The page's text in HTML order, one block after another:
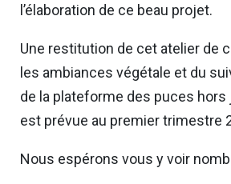
l’élaboration de ce beau projet.
Une restitution de cet atelier de
les ambiances végétale et du
de la plateforme des puces hors
est prévue au premier trimestre
Nous espérons vous y voir